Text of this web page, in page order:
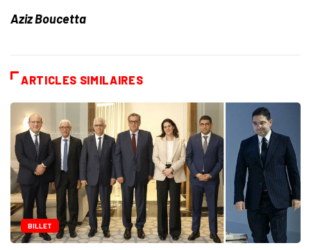
Aziz Boucetta
ARTICLES SIMILAIRES
BILLET